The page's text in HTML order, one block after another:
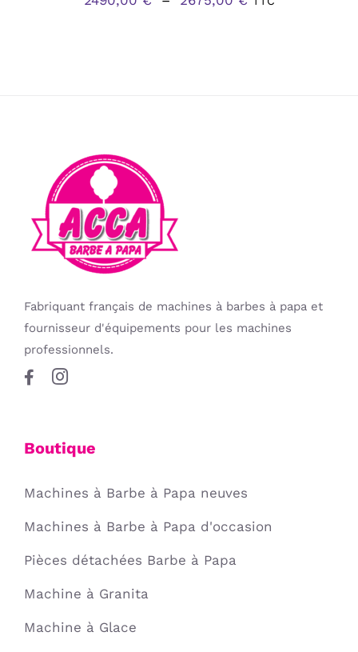
Fabriquant français de machines à barbes à papa et
fournisseur d'équipements pour les machines
professionnels.
Boutique
Machines à Barbe à Papa neuves
Machines à Barbe à Papa d'occasion
Pièces détachées Barbe à Papa
Machine à Granita
Machine à Glace